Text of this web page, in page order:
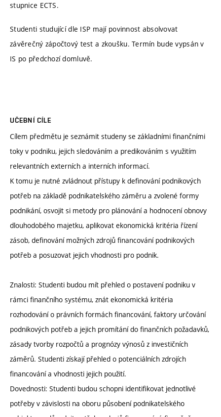
stupnice ECTS.
Studenti studující dle ISP mají povinnost absolvovat
závěrečný zápočtový test a zkoušku. Termín bude vypsán v
IS po předchozí domluvě.
UČEBNÍ CÍLE
Cílem předmětu je seznámit studeny se základními finančními
toky v podniku, jejich sledováním a predikováním s využitím
relevantních externích a interních informací.
K tomu je nutné zvládnout přístupy k definování podnikových
potřeb na základě podnikatelského záměru a zvolené formy
podnikání, osvojit si metody pro plánování a hodnocení obnovy
dlouhodobého majetku, aplikovat ekonomická kritéria řízení
zásob, definování možných zdrojů financování podnikových
potřeb a posuzovat jejich vhodnosti pro podnik.
Znalosti: Studenti budou mít přehled o postavení podniku v
rámci finančního systému, znát ekonomická kritéria
rozhodování o právních formách financování, faktory určování
podnikových potřeb a jejich promítání do finančních požadavků,
zásady tvorby rozpočtů a prognózy výnosů z investičních
záměrů. Studenti získají přehled o potenciálních zdrojích
financování a vhodnosti jejich použití.
Dovednosti: Studenti budou schopni identifikovat jednotlivé
potřeby v závislosti na oboru působení podnikatelského